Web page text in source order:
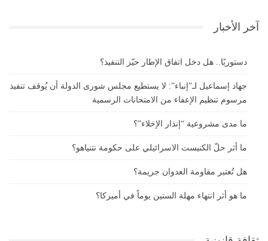
آخر الأخبار
دستوريًا.. هل دخل اتفاق الإطار حيّز التنفيذ؟
جهاد إسماعيل لـ”إنباء”: لا يستطيع مجلس شورى الدولة أن يُوقف تنفيذ
مرسوم تنظيم الإعفاء من الامتحانات الرسمية
ما مدى مشروعية “إنذار الإخلاء”؟
ما أثر حلّ الكنيست الاسرائيلي على حكومة نتنياهو؟
هل تُعتبر مقاومة العدوان جريمة؟
ما هو أثر انتهاء مهلة الستين يوماً في أميركا؟